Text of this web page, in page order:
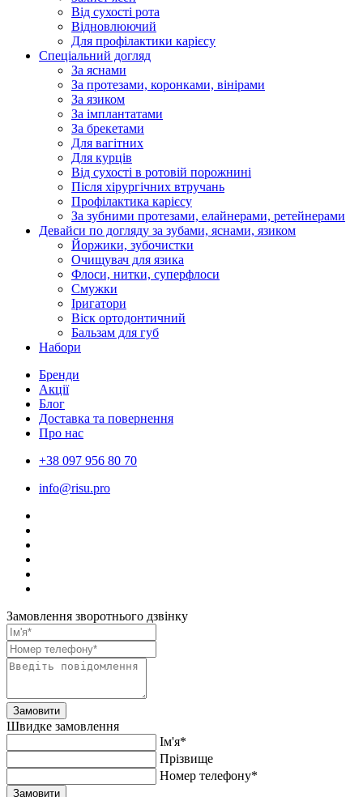
Від сухості рота
Відновлюючий
Для профілактики карієсу
Спеціальний догляд
За яснами
За протезами, коронками, вінірами
За язиком
За імплантатами
За брекетами
Для вагітних
Для курців
Від сухості в ротовій порожнині
Після хірургічних втручань
Профілактика карієсу
За зубними протезами, елайнерами, ретейнерами
Девайси по догляду за зубами, яснами, язиком
Йоржики, зубочистки
Очищувач для язика
Флоси, нитки, суперфлоси
Смужки
Іригатори
Віск ортодонтичний
Бальзам для губ
Набори
Бренди
Акції
Блог
Доставка та повернення
Про нас
+38 097 956 80 70
info@risu.pro
Замовлення зворотнього дзвінку
Замовити
Швидке замовлення
Ім'я*
Прiзвище
Номер телефону*